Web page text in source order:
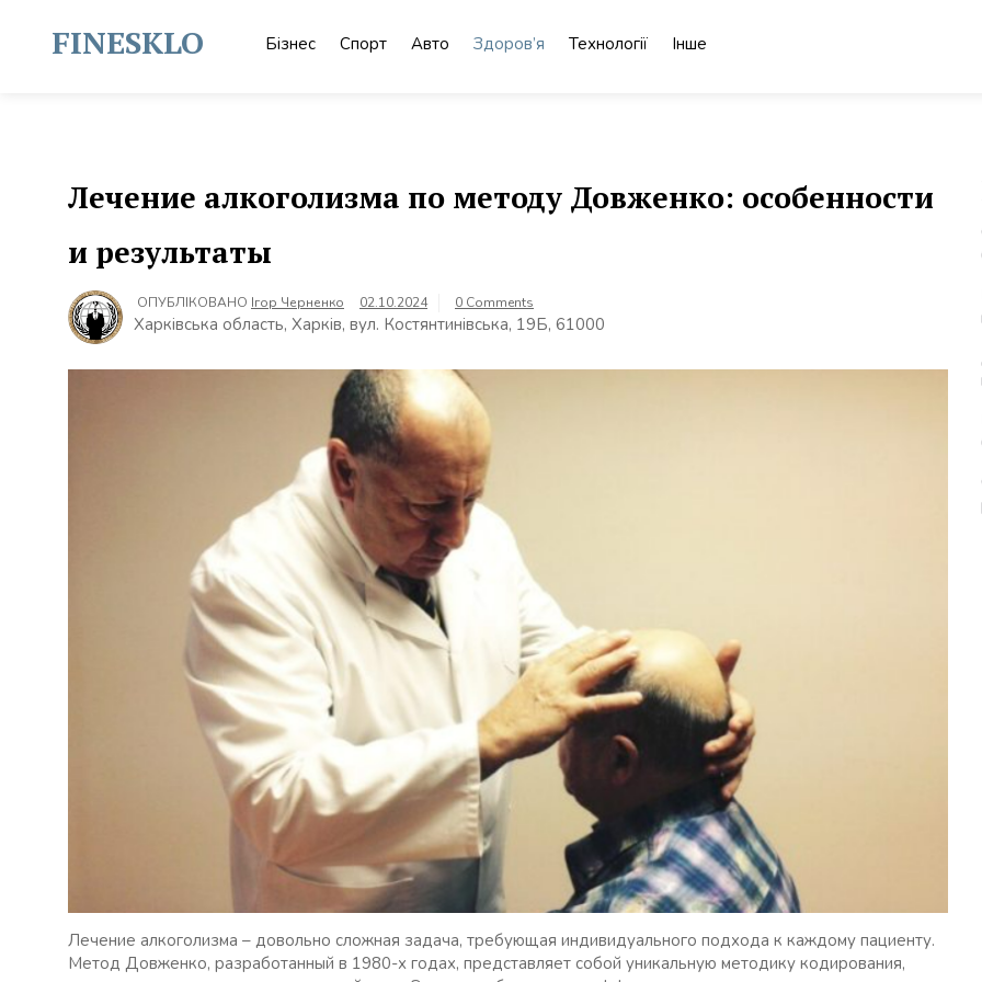
contentFINESKLO Бізнес Спорт Авто Здоров’я Технології Інше
Лечение алкоголизма по методу Довженко: особенности
и результаты
ОПУБЛІКОВАНО Ігор Черненко 02.10.2024 0 Comments
Харківська область, Харків, вул. Костянтинівська, 19Б, 61000
Лечение алкоголизма – довольно сложная задача, требующая индивидуального подхода к каждому пациенту.
Метод Довженко, разработанный в 1980-х годах, представляет собой уникальную методику кодирования,